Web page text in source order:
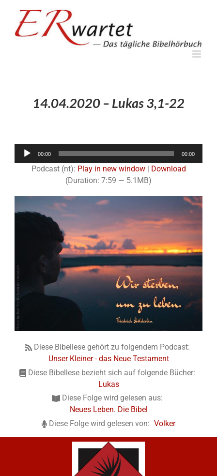
springen
14.04.2020 – Lukas 3,1-22
00:00 00:00
Podcast (nt): Play in new window| Download
(Duration: 7:59 — 5.1MB)
Diese Bibellese gehört zu folgendem Podcast:
Unser Kleiner - das Neue Testament
Diese Bibellese bezieht sich auf folgende Bücher:
Lukas
Diese Folge wird gelesen aus:
Neues Leben. Die Bibel
Diese Folge wird gelesen von: Volker